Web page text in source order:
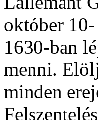
október
1630-ban
menni.
minden